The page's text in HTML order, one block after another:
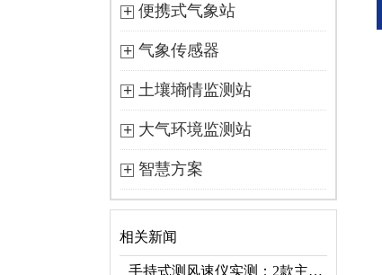
便携式气象站
气象传感器
土壤墒情监测站
大气环境监测站
智慧方案
相关新闻
手持式测风速仪实测：2款主流型号参数对比+3类应用场景